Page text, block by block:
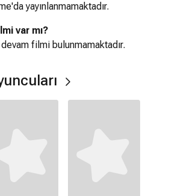
yayınlanmamaktadır.
var mı?
filmi bulunmamaktadır.